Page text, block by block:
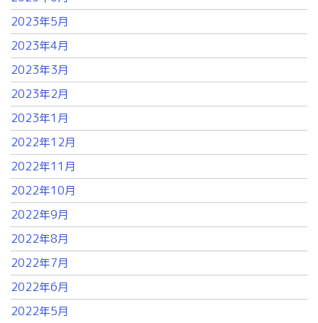
2023年5月
2023年4月
2023年3月
2023年2月
2023年1月
2022年12月
2022年11月
2022年10月
2022年9月
2022年8月
2022年7月
2022年6月
2022年5月